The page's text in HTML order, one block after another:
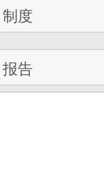
制度
报告